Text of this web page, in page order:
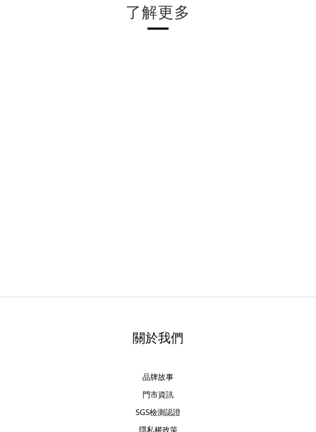
了解更多
關於我們
品牌故事
門市資訊
SGS檢測認證
隱私權政策